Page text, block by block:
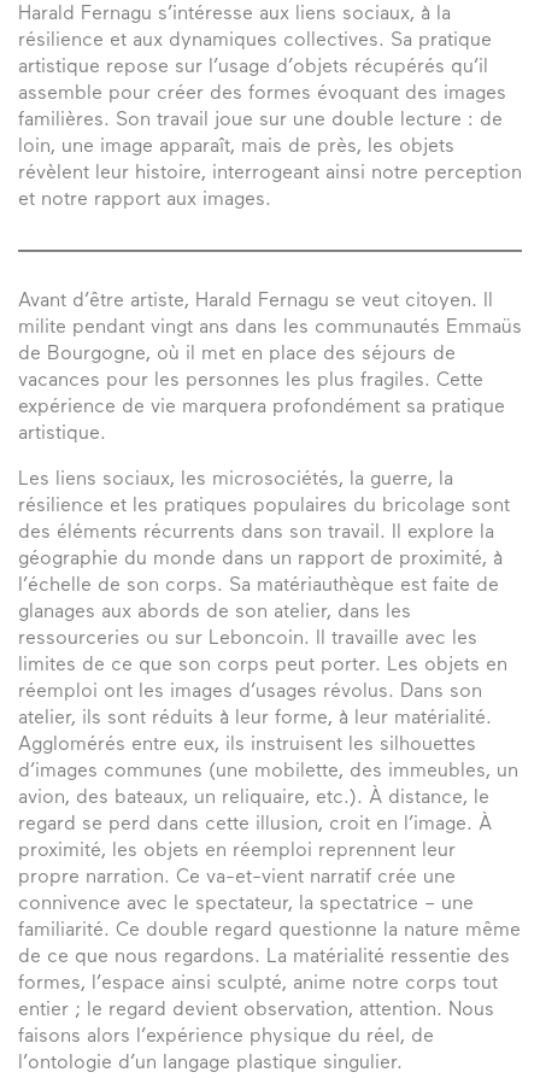
Harald Fernagu s’intéresse aux liens sociaux, à la
résilience et aux dynamiques collectives. Sa pratique
artistique repose sur l’usage d’objets récupérés qu’il
assemble pour créer des formes évoquant des images
familières. Son travail joue sur une double lecture : de
loin, une image apparaît, mais de près, les objets
révèlent leur histoire, interrogeant ainsi notre perception
et notre rapport aux images.
Avant d’être artiste, Harald Fernagu se veut citoyen. Il
milite pendant vingt ans dans les communautés Emmaüs
de Bourgogne, où il met en place des séjours de
vacances pour les personnes les plus fragiles. Cette
expérience de vie marquera profondément sa pratique
artistique.
Les liens sociaux, les microsociétés, la guerre, la
résilience et les pratiques populaires du bricolage sont
des éléments récurrents dans son travail. Il explore la
géographie du monde dans un rapport de proximité, à
l’échelle de son corps. Sa matériauthèque est faite de
glanages aux abords de son atelier, dans les
ressourceries ou sur Leboncoin. Il travaille avec les
limites de ce que son corps peut porter. Les objets en
réemploi ont les images d’usages révolus. Dans son
atelier, ils sont réduits à leur forme, à leur matérialité.
Agglomérés entre eux, ils instruisent les silhouettes
d’images communes (une mobilette, des immeubles, un
avion, des bateaux, un reliquaire, etc.). À distance, le
regard se perd dans cette illusion, croit en l’image. À
proximité, les objets en réemploi reprennent leur
propre narration. Ce va-et-vient narratif crée une
connivence avec le spectateur, la spectatrice – une
familiarité. Ce double regard questionne la nature même
de ce que nous regardons. La matérialité ressentie des
formes, l’espace ainsi sculpté, anime notre corps tout
entier ; le regard devient observation, attention. Nous
faisons alors l’expérience physique du réel, de
l’ontologie d’un langage plastique singulier.